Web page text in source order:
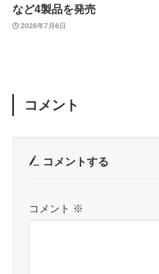
など4製品を発売
2026年7月6日
コメント
コメントする
コメント ※